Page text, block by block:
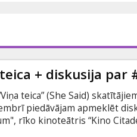
+ diskusija par
teica” (She Said)
piedāvājam apmeklēt
rīko kinoteātris “Kino